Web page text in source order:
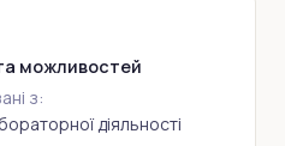
можливостей
з:
діяльності